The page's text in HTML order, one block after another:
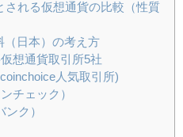
される仮想通貨の比較（性質
日本）の考え方
想通貨取引所5社
人気取引所)
チェック）
ク）